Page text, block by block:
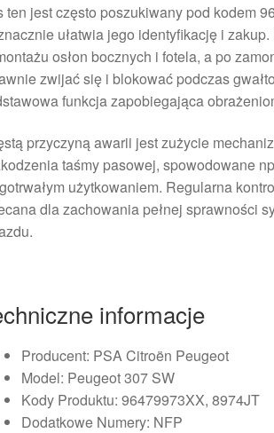
ten jest często poszukiwany pod kodem
ułatwia jego identyfikację i
osłon bocznych i fotela, a po
zwijać się i blokować podczas
funkcja zapobiegająca
przyczyną awarii jest zużycie
taśmy pasowej, spowodowane
użytkowaniem. Regularna
dla zachowania pełnej sprawności
informacje
Producent: PSA Citroën Peugeot
Model: Peugeot 307 SW
Kody Produktu: 96479973XX, 8974JT
Dodatkowe Numery: NFP